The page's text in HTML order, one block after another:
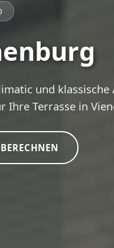
und klassische
Terrasse in